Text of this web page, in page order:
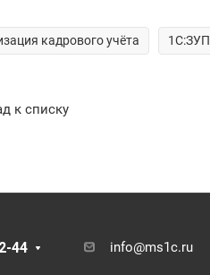
кадрового учёта 1С:ЗУП
к списку
44 info@ms1c.ru